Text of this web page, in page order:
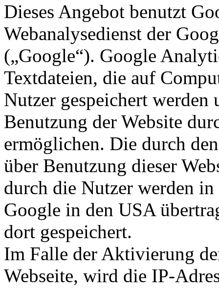
Dieses Angebot benutzt
Webanalysedienst der
(„Google“). Google
Textdateien, die auf
Nutzer gespeichert werden
Benutzung der Website
ermöglichen. Die durch
über Benutzung dieser
durch die Nutzer werden
Google in den USA
dort gespeichert.
Im Falle der Aktivierung
Webseite, wird die IP-